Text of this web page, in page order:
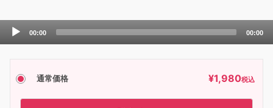
Audio
00:00 00:00
通常価格 ¥1,980税込